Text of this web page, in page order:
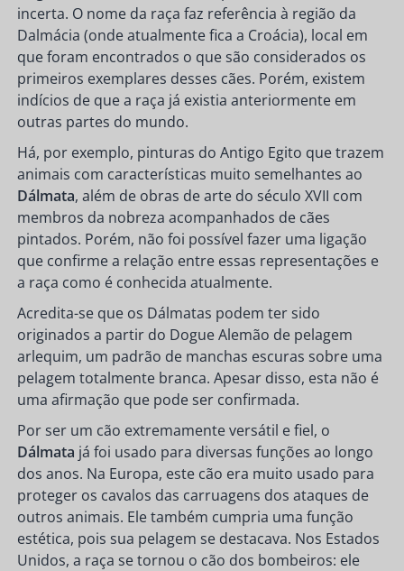
incerta. O nome da raça faz referência à região da
Dalmácia (onde atualmente fica a Croácia), local em
que foram encontrados o que são considerados os
primeiros exemplares desses cães. Porém, existem
indícios de que a raça já existia anteriormente em
outras partes do mundo.
Há, por exemplo, pinturas do Antigo Egito que trazem
animais com características muito semelhantes ao
Dálmata, além de obras de arte do século XVII com
membros da nobreza acompanhados de cães
pintados. Porém, não foi possível fazer uma ligação
que confirme a relação entre essas representações e
a raça como é conhecida atualmente.
Acredita-se que os Dálmatas podem ter sido
originados a partir do Dogue Alemão de pelagem
arlequim, um padrão de manchas escuras sobre uma
pelagem totalmente branca. Apesar disso, esta não é
uma afirmação que pode ser confirmada.
Por ser um cão extremamente versátil e fiel, o
Dálmata já foi usado para diversas funções ao longo
dos anos. Na Europa, este cão era muito usado para
proteger os cavalos das carruagens dos ataques de
outros animais. Ele também cumpria uma função
estética, pois sua pelagem se destacava. Nos Estados
Unidos, a raça se tornou o cão dos bombeiros: ele